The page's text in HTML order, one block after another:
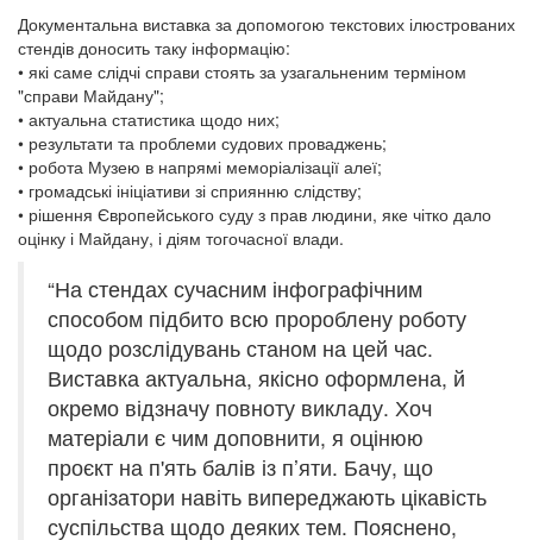
Документальна виставка за допомогою текстових ілюстрованих
стендів доносить таку інформацію:
• які саме слідчі справи стоять за узагальненим терміном
"справи Майдану";
• актуальна статистика щодо них;
• результати та проблеми судових проваджень;
• робота Музею в напрямі меморіалізації алеї;
• громадські ініціативи зі сприянню слідству;
• рішення Європейського суду з прав людини, яке чітко дало
оцінку і Майдану, і діям тогочасної влади.
“На стендах сучасним інфографічним
способом підбито всю пророблену роботу
щодо розслідувань станом на цей час.
Виставка актуальна, якісно оформлена, й
окремо відзначу повноту викладу. Хоч
матеріали є чим доповнити, я оцінюю
проєкт на п'ять балів із п’яти. Бачу, що
організатори навіть випереджають цікавість
суспільства щодо деяких тем. Пояснено,